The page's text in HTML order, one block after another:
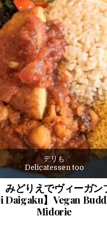
デリも
Delicatessen too
みどりえでヴィーガ
Daigaku】Vegan
Midorie